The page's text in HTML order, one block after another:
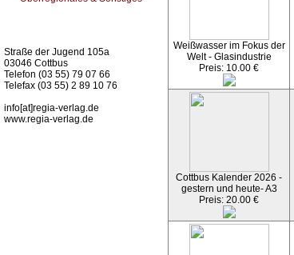
Straße der Jugend 105a
03046 Cottbus
Telefon (03 55) 79 07 66
Telefax (03 55) 2 89 10 76
info[at]regia-verlag.de
www.regia-verlag.de
Weißwasser im Fokus der
Welt - Glasindustrie
Preis: 10.00 €
Cottbus Kalender 2026 -
gestern und heute- A3
Preis: 20.00 €